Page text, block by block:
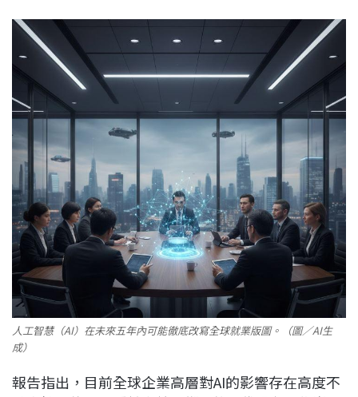
人工智慧（AI）在未來五年內可能徹底改寫全球就業版圖。（圖／AI生
成）
報告指出，目前全球企業高層對AI的影響存在高度不